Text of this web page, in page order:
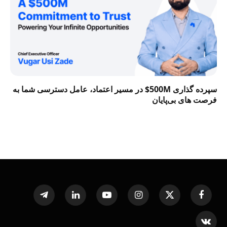
سپرده گذاری 500M$ در مسیر اعتماد، عامل دسترسی شما به
فرصت‌ های بی‌پایان
Facebook
X
(Twitter)
Instagram
YouTube
LinkedIn
Telegram
VKontakte